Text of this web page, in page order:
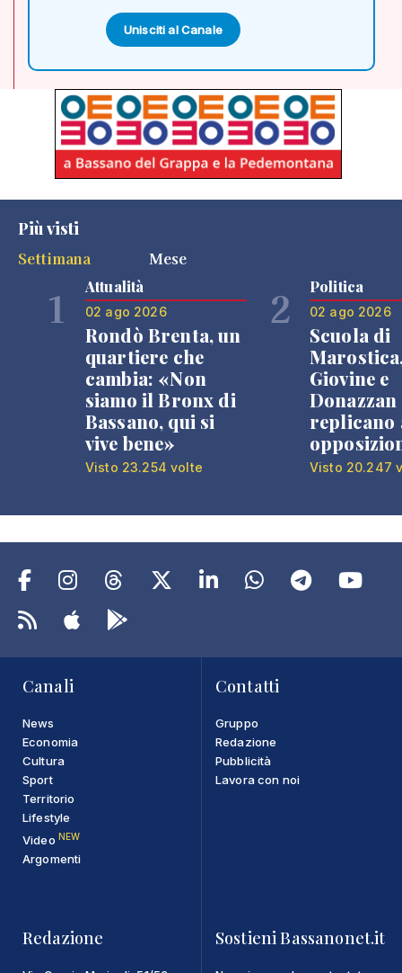
Unisciti al Canale
Più visti
Settimana
Mese
1 Attualità
02 ago 2026
Rondò Brenta, un
quartiere che
cambia: «Non
siamo il Bronx di
Bassano, qui si
vive bene»
Visto 23.254 volte
2 Politica
02 ago 2026
Scuola di
Giovine e
Donazzan
replicano
Visto 20.247
Canali
News
Economia
Cultura
Sport
Territorio
Lifestyle
Video NEW
Argomenti
Contatti
Gruppo
Redazione
Pubblicità
Lavora con noi
Redazione Sostieni Bassanonet.it